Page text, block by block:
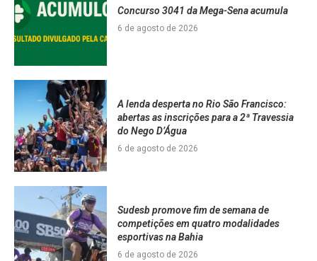
Concurso 3041 da Mega-Sena acumula
6 de agosto de 2026
A lenda desperta no Rio São Francisco:
abertas as inscrições para a 2ª Travessia
do Nego D’Água
6 de agosto de 2026
Sudesb promove fim de semana de
competições em quatro modalidades
esportivas na Bahia
6 de agosto de 2026